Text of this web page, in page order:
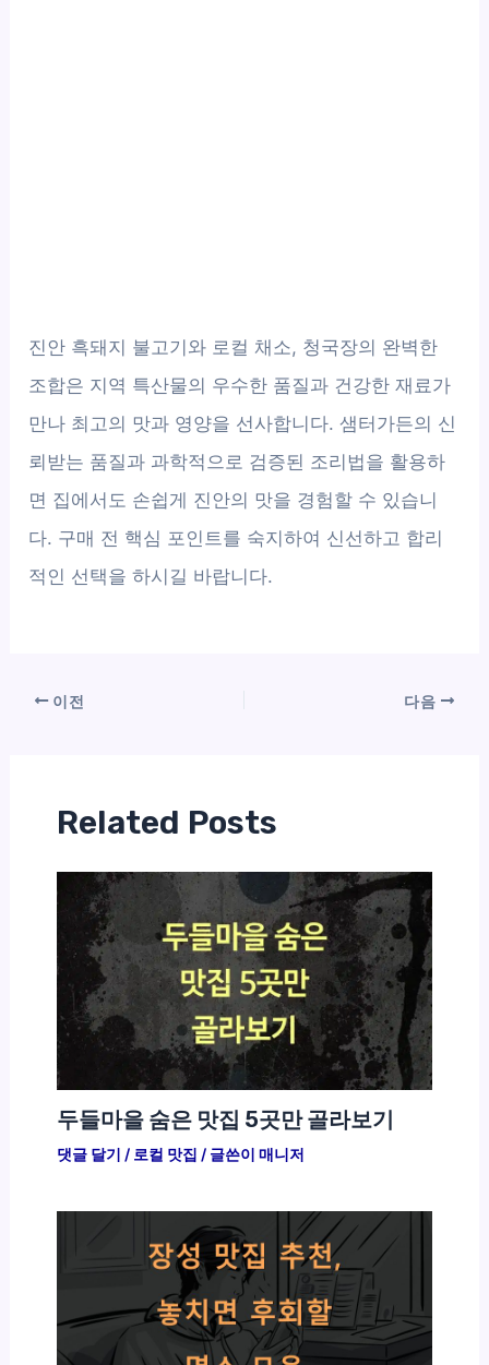
진안 흑돼지 불고기와 로컬 채소, 청국장의 완벽한
조합은 지역 특산물의 우수한 품질과 건강한 재료가
만나 최고의 맛과 영양을 선사합니다. 샘터가든의 신
뢰받는 품질과 과학적으로 검증된 조리법을 활용하
면 집에서도 손쉽게 진안의 맛을 경험할 수 있습니
다. 구매 전 핵심 포인트를 숙지하여 신선하고 합리
적인 선택을 하시길 바랍니다.
이전 다음
Related Posts
두들마을 숨은 맛집 5곳만 골라보기
댓글 달기 / 로컬 맛집 / 글쓴이 매니저